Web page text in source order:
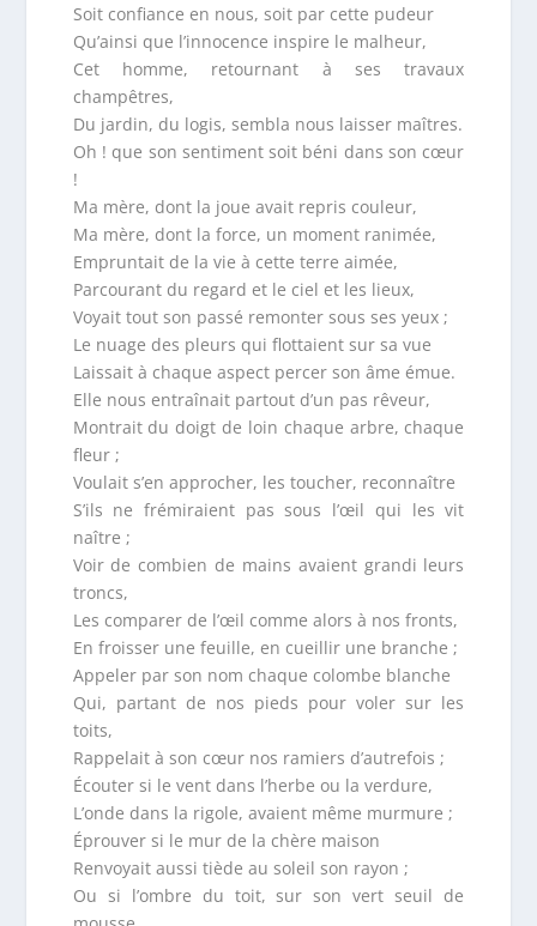
Soit confiance en nous, soit par cette pudeur
Qu’ainsi que l’innocence inspire le malheur,
Cet homme, retournant à ses travaux
champêtres,
Du jardin, du logis, sembla nous laisser maîtres.
Oh ! que son sentiment soit béni dans son cœur
!
Ma mère, dont la joue avait repris couleur,
Ma mère, dont la force, un moment ranimée,
Empruntait de la vie à cette terre aimée,
Parcourant du regard et le ciel et les lieux,
Voyait tout son passé remonter sous ses yeux ;
Le nuage des pleurs qui flottaient sur sa vue
Laissait à chaque aspect percer son âme émue.
Elle nous entraînait partout d’un pas rêveur,
Montrait du doigt de loin chaque arbre, chaque
fleur ;
Voulait s’en approcher, les toucher, reconnaître
S’ils ne frémiraient pas sous l’œil qui les vit
naître ;
Voir de combien de mains avaient grandi leurs
troncs,
Les comparer de l’œil comme alors à nos fronts,
En froisser une feuille, en cueillir une branche ;
Appeler par son nom chaque colombe blanche
Qui, partant de nos pieds pour voler sur les
toits,
Rappelait à son cœur nos ramiers d’autrefois ;
Écouter si le vent dans l’herbe ou la verdure,
L’onde dans la rigole, avaient même murmure ;
Éprouver si le mur de la chère maison
Renvoyait aussi tiède au soleil son rayon ;
Ou si l’ombre du toit, sur son vert seuil de